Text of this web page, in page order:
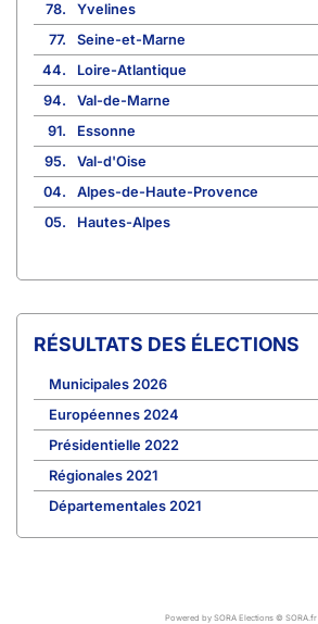
78.
Yvelines
77.
Seine-et-Marne
44.
Loire-Atlantique
94.
Val-de-Marne
91.
Essonne
95.
Val-d'Oise
04.
Alpes-de-Haute-Provence
05.
Hautes-Alpes
RÉSULTATS DES ÉLECTIONS
Municipales 2026
Européennes 2024
Présidentielle 2022
Régionales 2021
Départementales 2021
Powered by SORA Elections © SORA.fr